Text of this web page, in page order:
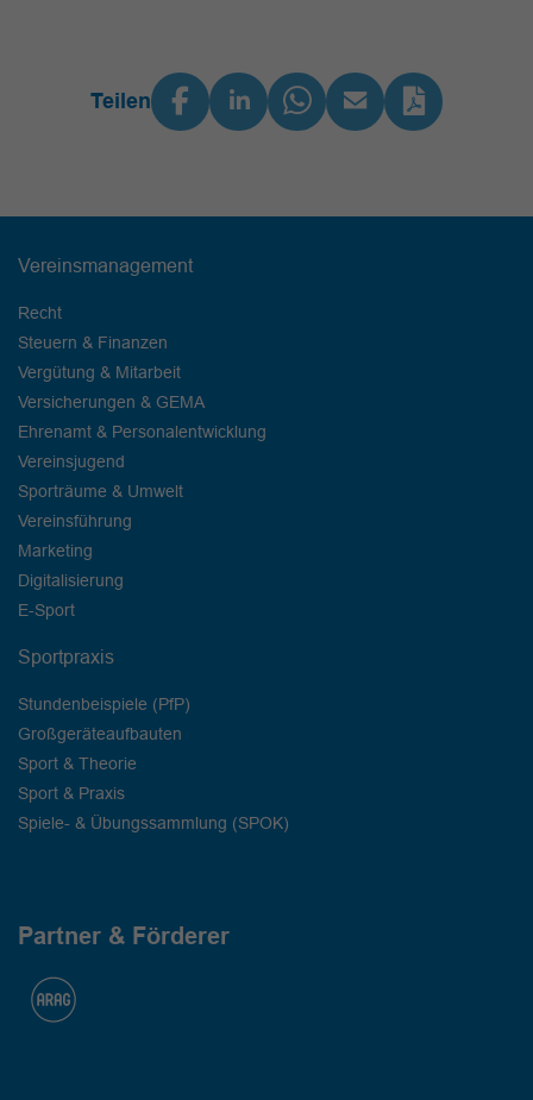
Teilen
Vereinsmanagement
Recht
Steuern & Finanzen
Vergütung & Mitarbeit
Versicherungen & GEMA
Ehrenamt & Personalentwicklung
Vereinsjugend
Sporträume & Umwelt
Vereinsführung
Marketing
Digitalisierung
E-Sport
Sportpraxis
Stundenbeispiele (PfP)
Großgeräteaufbauten
Sport & Theorie
Sport & Praxis
Spiele- & Übungssammlung (SPOK)
Partner & Förderer